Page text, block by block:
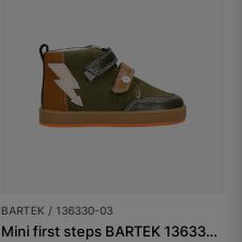
BARTEK / 136330-03
Mini first steps BARTEK 136330-03, verde-maro